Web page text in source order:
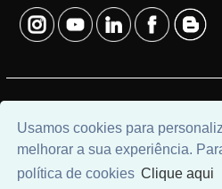
Usamos cookies para
melhorar a sua experiência.
política de cookies Clique aqui
© 2026 | Adim Aluguéis | CRECI:
Universal Software.